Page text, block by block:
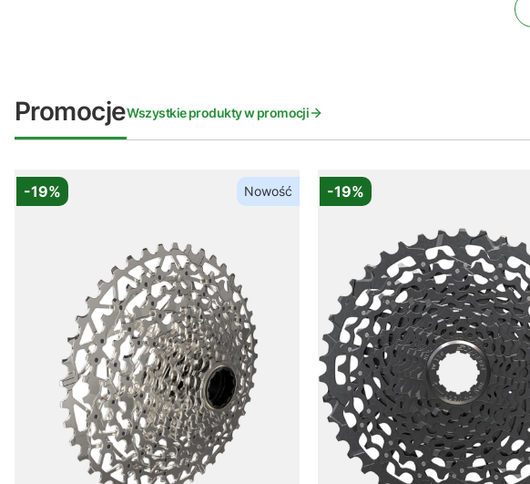
PromocjeWszystkie produkty w promocji
-19% Nowość -19%